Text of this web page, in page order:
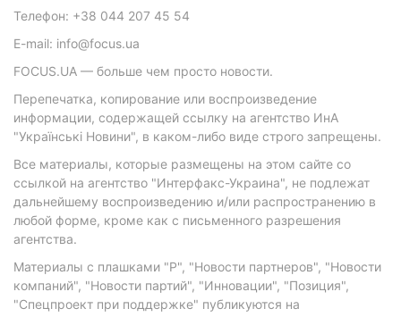
Телефон: +38 044 207 45 54
E-mail: info@focus.ua
FOCUS.UA — больше чем просто новости.
Перепечатка, копирование или воспроизведение
информации, содержащей ссылку на агентство ИнА
"Українські Новини", в каком-либо виде строго запрещены.
Все материалы, которые размещены на этом сайте со
ссылкой на агентство "Интерфакс-Украина", не подлежат
дальнейшему воспроизведению и/или распространению в
любой форме, кроме как с письменного разрешения
агентства.
Материалы с плашками "Р", "Новости партнеров", "Новости
компаний", "Новости партий", "Инновации", "Позиция",
"Спецпроект при поддержке" публикуются на